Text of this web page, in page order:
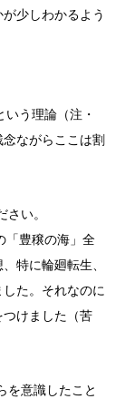
少しわかるよう
う理論（注・
ながらここは割
い。
「豊穣の海」全
特に輪廻転生、
た。それなのに
けました（苦
を意識したこと